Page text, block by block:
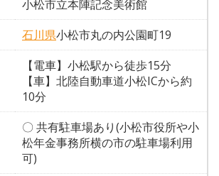
小松市立本陣記念美術館
石川県小松市丸の内公園町19
【電車】小松駅から徒歩15分
【車】北陸自動車道小松ICから約
10分
〇 共有駐車場あり(小松市役所や小
松年金事務所横の市の駐車場利用
可)